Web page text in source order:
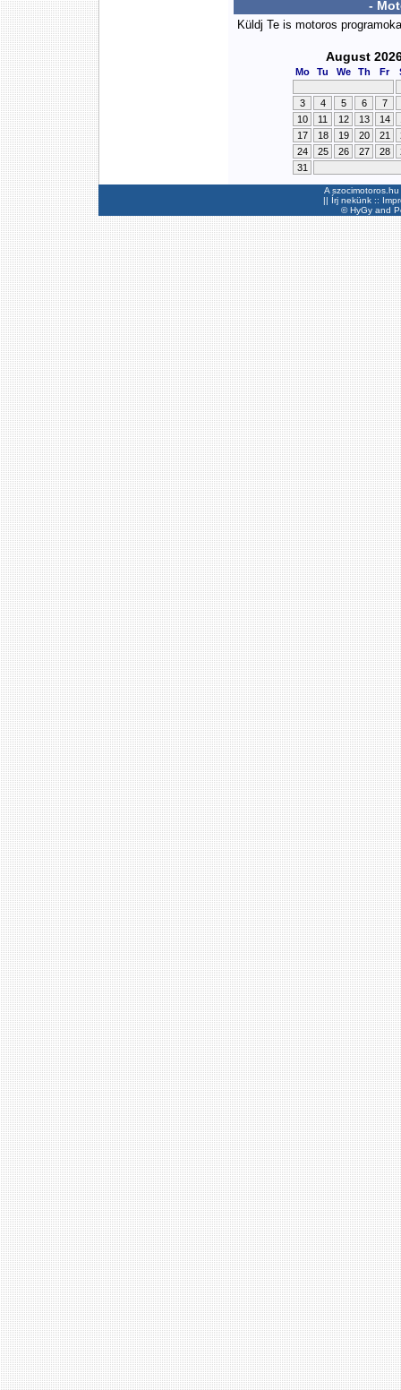
-
Küldj Te is motoros
August
Mo Tu We Th Fr
3 4 5 6
7
10
11 12 13 14
17
18 19 20 21
24
25 26 27 28
31
A
|| Írj nekünk ::
©HyGyand